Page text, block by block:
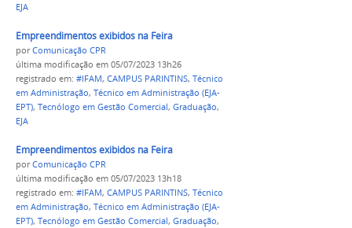
EJA
Empreendimentos exibidos na Feira
porComunicação CPR
última modificação em 05/07/2023 13h26
registrado em: #IFAM, CAMPUS PARINTINS, Técnico
em Administração, Técnico em Administração (EJA-
EPT), Tecnólogo em Gestão Comercial, Graduação,
EJA
Empreendimentos exibidos na Feira
porComunicação CPR
última modificação em 05/07/2023 13h18
registrado em: #IFAM, CAMPUS PARINTINS, Técnico
em Administração, Técnico em Administração (EJA-
EPT), Tecnólogo em Gestão Comercial, Graduação,